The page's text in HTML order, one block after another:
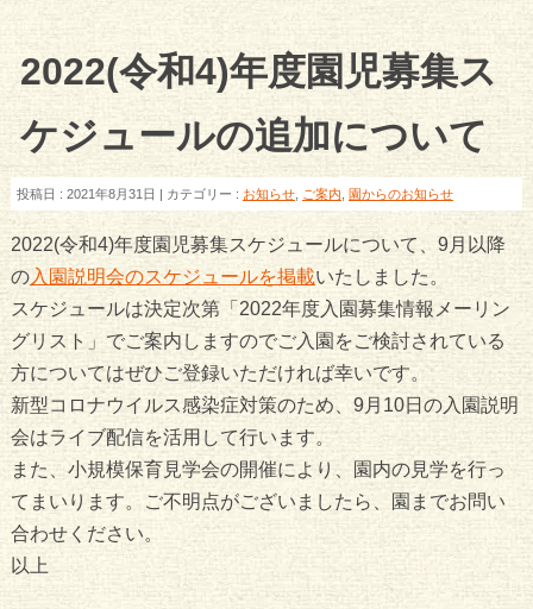
2022(令和4)年度園児募集ス
ケジュールの追加について
投稿日 : 2021年8月31日 | カテゴリー : お知らせ, ご案内 園からのお知らせ
2022(令和4)年度園児募集スケジュールについて、9月以降
の入園説明会のスケジュールを掲載いたしました。
スケジュールは決定次第「2022年度入園募集情報メーリン
グリスト」でご案内しますのでご入園をご検討されている
方についてはぜひご登録いただければ幸いです。
新型コロナウイルス感染症対策のため、9月10日の入園説明
会はライブ配信を活用して行います。
また、小規模保育見学会の開催により、園内の見学を行っ
てまいります。ご不明点がございましたら、園までお問い
合わせください。
以上